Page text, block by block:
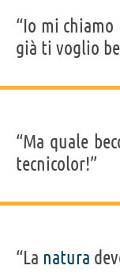
“Io mi chiamo
già ti voglio
“Ma quale
tecnicolor!”
“La natura